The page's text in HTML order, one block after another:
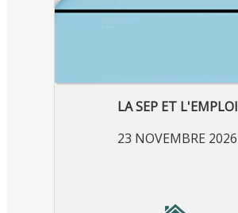
LA SEP ET L'EMPLOI
23 NOVEMBRE 2026